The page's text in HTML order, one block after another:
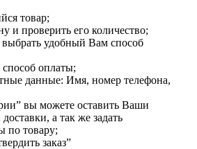
товар;
и проверить его количество;
выбрать удобный Вам способ
оплаты;
данные: Имя, номер телефона,
вы можете оставить Ваши
а так же задать
по товару;
заказ”